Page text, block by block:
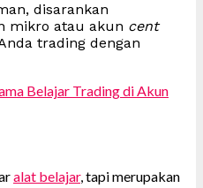
disarankan
mikro atau akun cent
trading dengan
Belajar Trading di Akun
alat belajar, tapi merupakan